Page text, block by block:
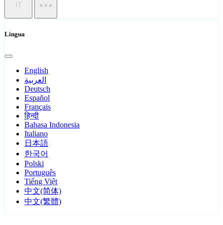
IT
Lingua
English
العربية
Deutsch
Español
Français
हिन्दी
Bahasa Indonesia
Italiano
日本語
한국어
Polski
Português
Tiếng Việt
中文(简体)
中文(繁體)